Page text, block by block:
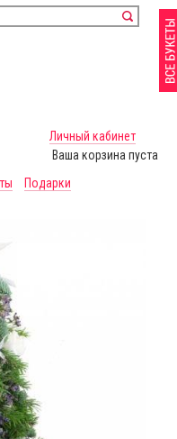
Личный кабинет
Ваша корзина пуста
Подарки